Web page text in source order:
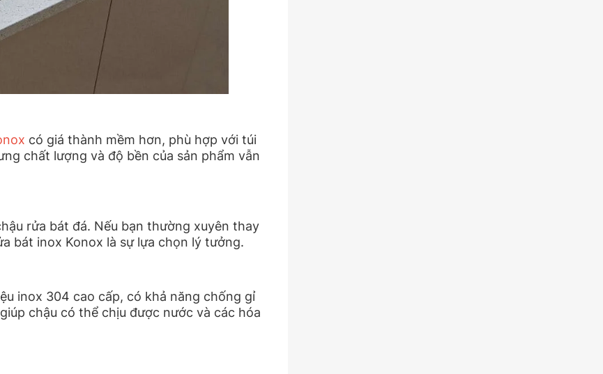
có giá thành mềm hơn, phù hợp với túi
chất lượng và độ bền của sản phẩm vẫn
rửa bát đá. Nếu bạn thường xuyên thay
bát inox Konox là sự lựa chọn lý tưởng.
inox 304 cao cấp, có khả năng chống gỉ
chậu có thể chịu được nước và các hóa